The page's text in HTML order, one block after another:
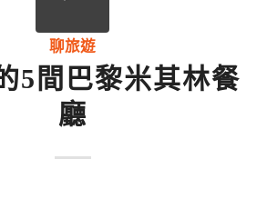
聊旅遊
5間巴黎米其林餐
廳